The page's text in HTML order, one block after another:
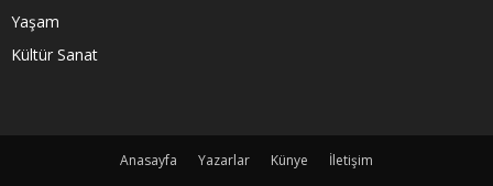
Yaşam
Kültür Sanat
Anasayfa Yazarlar Künye
İletişim